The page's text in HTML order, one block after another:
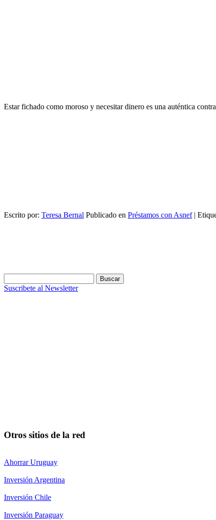
Estar fichado como moroso y necesitar dinero es una auténtica
Escrito por: Teresa Bernal Publicado en Préstamos con Asnef |
Suscribete al Newsletter
Otros sitios de la red
Ahorrar Uruguay
Inversión Argentina
Inversión Chile
Inversión Paraguay